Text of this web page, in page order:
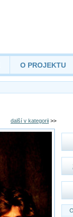
O PROJEKTU
další v kategorii >>